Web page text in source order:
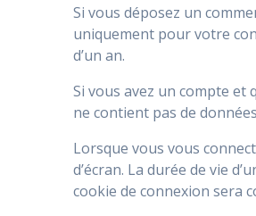
Si vous déposez un
uniquement pour votre
d’un an.
Si vous avez un compte et
ne contient pas de
Lorsque vous vous
d’écran. La durée de vie
cookie de connexion sera